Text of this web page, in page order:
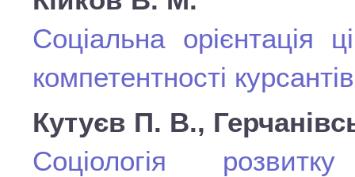
Соціальна орієнтація
компетентності курсантів
Кутуєв П. В.,
Соціологія